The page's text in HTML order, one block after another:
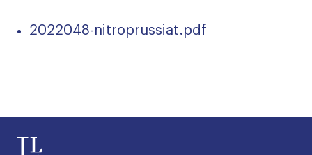
2022048-nitroprussiat.pdf